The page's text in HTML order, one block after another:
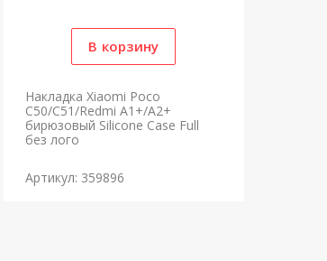
Накладка Xiaomi Poco
C50/C51/Redmi A1+/A2+
бирюзовый Silicone Case Full
без лого
Артикул: 359896